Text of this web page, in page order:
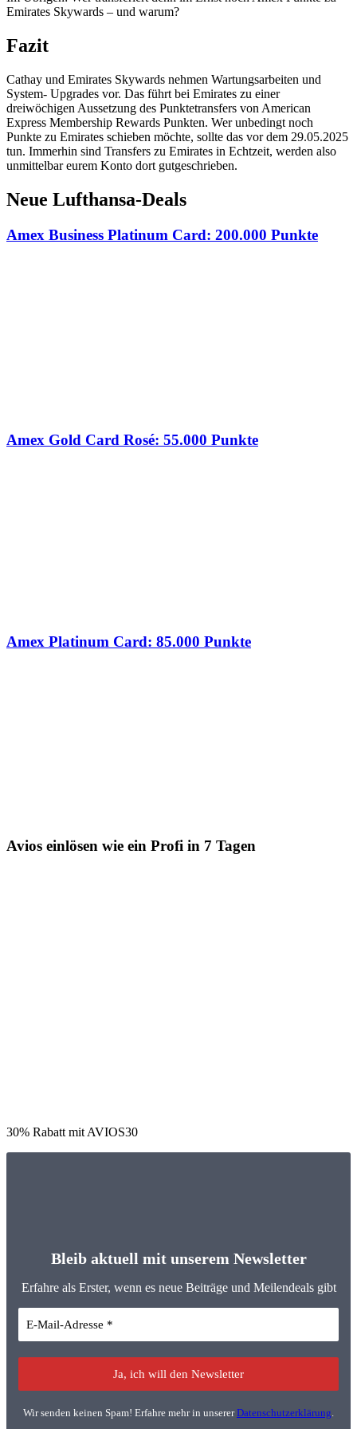
Emirates Skywards – und warum?
Fazit
Cathay und Emirates Skywards nehmen Wartungsarbeiten und
System- Upgrades vor. Das führt bei Emirates zu einer
dreiwöchigen Aussetzung des Punktetransfers von American
Express Membership Rewards Punkten. Wer unbedingt noch
Punkte zu Emirates schieben möchte, sollte das vor dem 29.05.2025
tun. Immerhin sind Transfers zu Emirates in Echtzeit, werden also
unmittelbar eurem Konto dort gutgeschrieben.
Neue Lufthansa-Deals
Amex Business Platinum Card: 200.000 Punkte
Amex Gold Card Rosé: 55.000 Punkte
Amex Platinum Card: 85.000 Punkte
Avios einlösen wie ein Profi in 7 Tagen
30% Rabatt mit AVIOS30
Bleib aktuell mit unserem Newsletter
Erfahre als Erster, wenn es neue Beiträge und Meilendeals gibt
Wir senden keinen Spam! Erfahre mehr in unsererDatenschutzerklärung.